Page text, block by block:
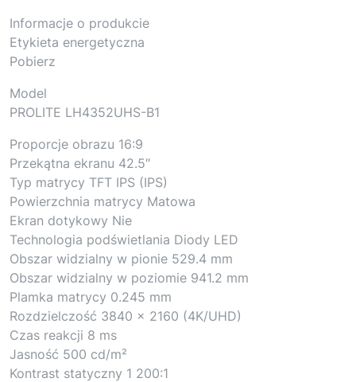
Informacje o produkcie
Etykieta energetyczna
Pobierz
Model
PROLITE LH4352UHS-B1
Proporcje obrazu 16:9
Przekątna ekranu 42.5″
Typ matrycy TFT IPS (IPS)
Powierzchnia matrycy Matowa
Ekran dotykowy Nie
Technologia podświetlania Diody LED
Obszar widzialny w pionie 529.4 mm
Obszar widzialny w poziomie 941.2 mm
Plamka matrycy 0.245 mm
Rozdzielczość 3840 x 2160 (4K/UHD)
Czas reakcji 8 ms
Jasność 500 cd/m²
Kontrast statyczny 1 200:1